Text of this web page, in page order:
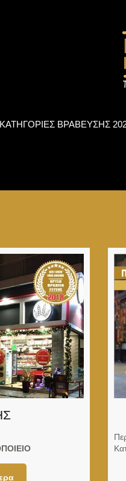
ΚΑΤΗΓΟΡΙΕΣ ΒΡΑΒΕΥΣΗΣ